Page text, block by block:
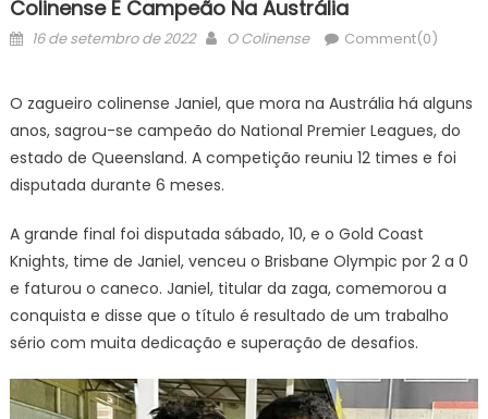
Colinense É Campeão Na Austrália
Posted
16 de setembro de 2022 Author
O Colinense Comment(0)
O zagueiro colinense Janiel, que mora na Austrália há alguns
anos, sagrou-se campeão do National Premier Leagues, do
estado de Queensland. A competição reuniu 12 times e foi
disputada durante 6 meses.
A grande final foi disputada sábado, 10, e o Gold Coast
Knights, time de Janiel, venceu o Brisbane Olympic por 2 a 0
e faturou o caneco. Janiel, titular da zaga, comemorou a
conquista e disse que o título é resultado de um trabalho
sério com muita dedicação e superação de desafios.